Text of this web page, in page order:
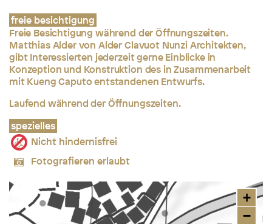
freie besichtigung
Freie Besichtigung während der Öffnungszeiten.
Matthias Alder von Alder Clavuot Nunzi Architekten,
gibt Interessierten jederzeit gerne Einblicke in
Konzeption und Konstruktion des in Zusammenarbeit
mit Kueng Caputo entstandenen Entwurfs.
Laufend während der Öffnungszeiten.
spezielles
Nicht hindernisfrei
Fotografieren erlaubt
+
−